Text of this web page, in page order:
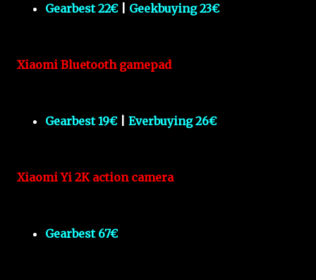
Gearbest 22€| Geekbuying 23€
Xiaomi Bluetooth gamepad
Gearbest 19€| Everbuying 26€
Xiaomi Yi 2K action camera
Gearbest 67€